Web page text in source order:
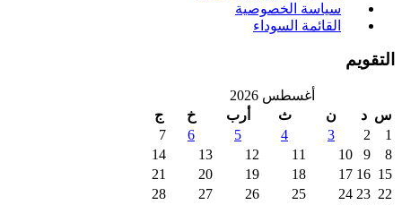
سياسة الخصوصية
القائمة السوداء
أغسطس 2026
د
ن
ج
7
10
16
17
23
24